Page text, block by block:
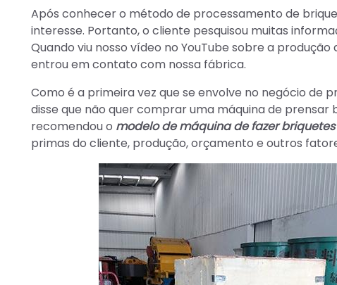
Após conhecer o método de processamento de
interesse. Portanto, o cliente pesquisou muitas
Quando viu nosso vídeo no YouTube sobre a
entrou em contato com nossa fábrica.
Como é a primeira vez que se envolve no negócio de
disse que não quer comprar uma máquina de
recomendou o modelo de máquina de fazer briquetes
primas do cliente, produção, orçamento e outros